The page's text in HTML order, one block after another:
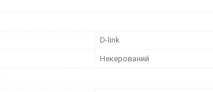
D-link
Некерований